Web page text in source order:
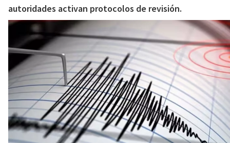
autoridades activan protocolos de revisión.